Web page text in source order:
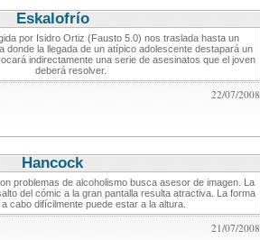
Eskalofríocritica de cine
por Isidro Ortiz (Fausto 5.0) nos traslada hasta un
donde la llegada de un atípico adolescente destapará un
indirectamente una serie de asesinatos que el joven
deberá resolver.
22/07/2008
Hancock
problemas de alcoholismo busca asesor de imagen. La
del cómic a la gran pantalla resulta atractiva. La forma
cabo difícilmente puede estar a la altura.
21/07/2008